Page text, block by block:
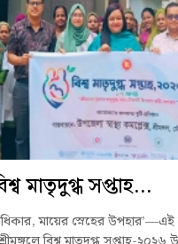
মাতৃদুগ্ধ সপ্তাহ...
মায়ের স্নেহের উপহার’—এই